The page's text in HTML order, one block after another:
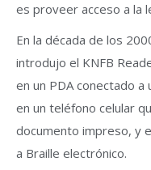
es proveer acceso a la
En la década de los
introdujo el KNFB
en un PDA conectado a
en un teléfono celular
documento impreso, y
a Braille electrónico.